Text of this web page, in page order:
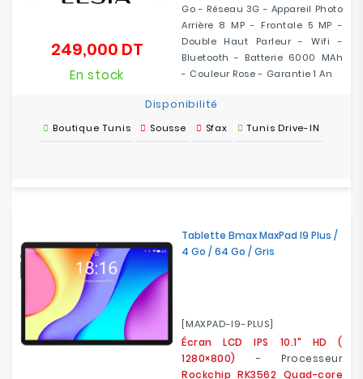
Go - Réseau 3G - Appareil Photo
Arrière 8 MP - Frontale 5 MP -
Double Haut Parleur - Wifi -
Bluetooth - Batterie 6000 MAh
- Couleur Rose - Garantie 1 An
249,000 DTPrix
En stock
Disponibilité
Boutique Tunis Sousse Sfax Tunis Drive-IN
Tablette Bmax MaxPad I9 Plus /
4 Go / 64 Go / Gris
[MAXPAD-I9-PLUS]
Écran LCD IPS 10.1" HD (
1280×800) - Processeur
Rockchip RK3562 Quad-core